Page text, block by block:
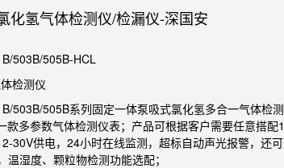
化氢气体检测仪/检漏仪-深国安
503B/505B-HCL
检测仪
503B/505B系列固定一体泵吸式氯化氢多合一气体检
款多参数气体检测仪表；产品可根据客户需要任意搭
30V供电，24小时在线监测，超标自动声光报警，还
温湿度、颗粒物检测功能选配；